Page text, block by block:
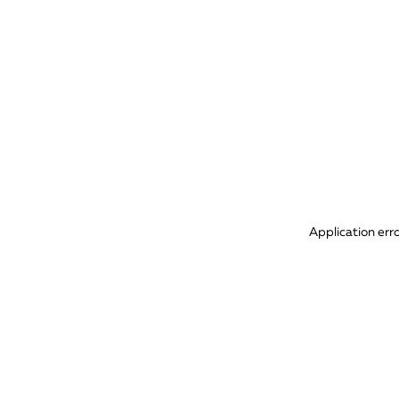
Application